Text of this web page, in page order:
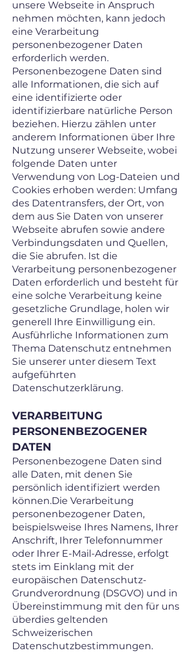
unsere Webseite in Anspruch
nehmen möchten, kann jedoch
eine Verarbeitung
personenbezogener Daten
erforderlich werden.
Personenbezogene Daten sind
alle Informationen, die sich auf
eine identifizierte oder
identifizierbare natürliche Person
beziehen. Hierzu zählen unter
anderem Informationen über Ihre
Nutzung unserer Webseite, wobei
folgende Daten unter
Verwendung von Log-Dateien und
Cookies erhoben werden: Umfang
des Datentransfers, der Ort, von
dem aus Sie Daten von unserer
Webseite abrufen sowie andere
Verbindungsdaten und Quellen,
die Sie abrufen. Ist die
Verarbeitung personenbezogener
Daten erforderlich und besteht für
eine solche Verarbeitung keine
gesetzliche Grundlage, holen wir
generell Ihre Einwilligung ein.
Ausführliche Informationen zum
Thema Datenschutz entnehmen
Sie unserer unter diesem Text
aufgeführten
Datenschutzerklärung.
VERARBEITUNG
PERSONENBEZOGENER
DATEN
Personenbezogene Daten sind
alle Daten, mit denen Sie
persönlich identifiziert werden
können.Die Verarbeitung
personenbezogener Daten,
beispielsweise Ihres Namens, Ihrer
Anschrift, Ihrer Telefonnummer
oder Ihrer E-Mail-Adresse, erfolgt
stets im Einklang mit der
europäischen Datenschutz-
Grundverordnung (DSGVO) und in
Übereinstimmung mit den für uns
überdies geltenden
Schweizerischen
Datenschutzbestimmungen.